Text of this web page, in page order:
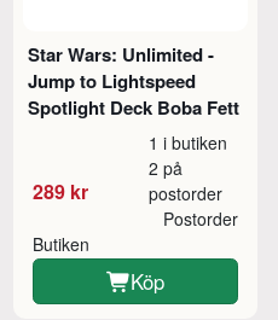
Star Wars: Unlimited -
Jump to Lightspeed
Spotlight Deck Boba Fett
289 kr
1 i butiken
2 på
postorder
Butiken
Postorder
Köp